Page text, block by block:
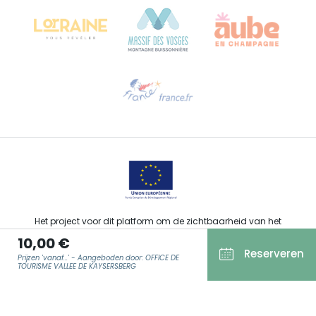
10,00 €
Prijzen 'vanaf...' - Aangeboden door: OFFICE DE
TOURISME VALLEE DE KAYSERSBERG
Reserveren
Stuur ons een e-mail
Het project voor dit platform om de zichtbaarheid van het
toeristisch, sportief, cultureel en wijntoeristisch aanbod van de
Grand Est te verbeteren werd gefinancierd door de EFRO in het
kader van de respons van de Europese Unie op de COVID-19-
pandemie.